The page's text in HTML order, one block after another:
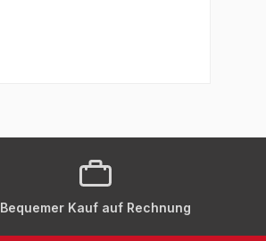
Bequemer Kauf auf Rechnung